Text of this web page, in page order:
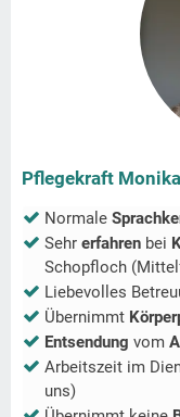
Pflegekraft
Normale
Sehr erfahren bei
Schopfloch
Liebevolles
Übernimmt
Entsendung vom
Arbeitszeit im
uns)